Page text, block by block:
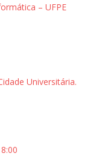
– UFPE
Universitária.